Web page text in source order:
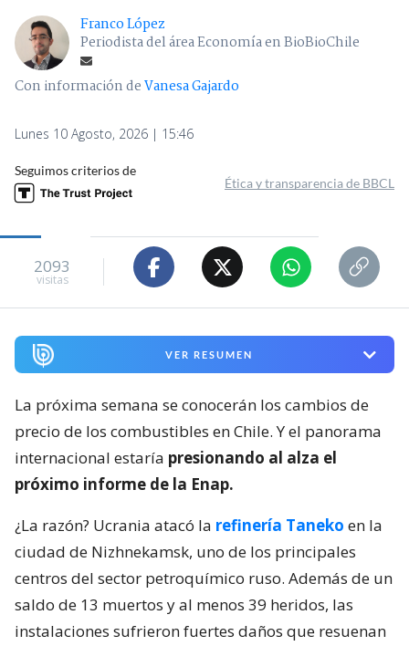
Franco López
Periodista del área Economía en BioBioChile
Con información deVanesa Gajardo
Lunes 10 Agosto, 2026 | 15:46
Seguimos criterios de
Ética y transparencia de BBCL
2093
visitas
VER RESUMEN
La próxima semana se conocerán los cambios de
precio de los combustibles en Chile. Y el panorama
internacional estaría presionando al alza el
próximo informe de la Enap.
¿La razón? Ucrania atacó la refinería Taneko en la
ciudad de Nizhnekamsk, uno de los principales
centros del sector petroquímico ruso. Además de un
saldo de 13 muertos y al menos 39 heridos, las
instalaciones sufrieron fuertes daños que resuenan